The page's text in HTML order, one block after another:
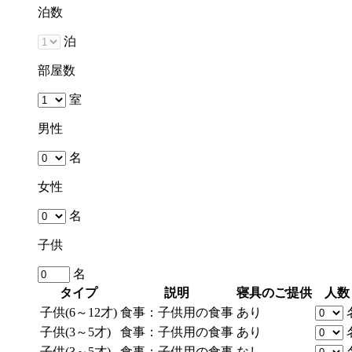
泊数
泊
部屋数
室
男性
名
女性
名
子供
名
タイプ
説明 寝具のご提供
人数
子供(6～12才) 食事：子供用の食事 あり
子供(3～5才)
食事：子供用の食事 あり